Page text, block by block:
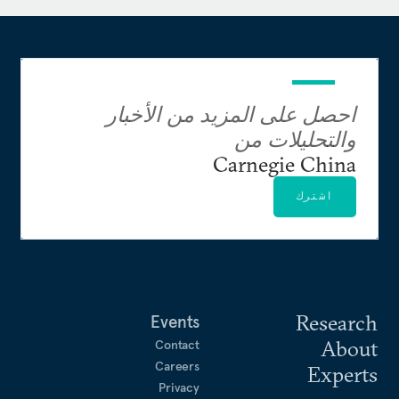
Research
About
Experts
Events
Contact
Careers
Privacy
احصل على المزيد من الأخبار
والتحليلات من
Carnegie China
اشترك